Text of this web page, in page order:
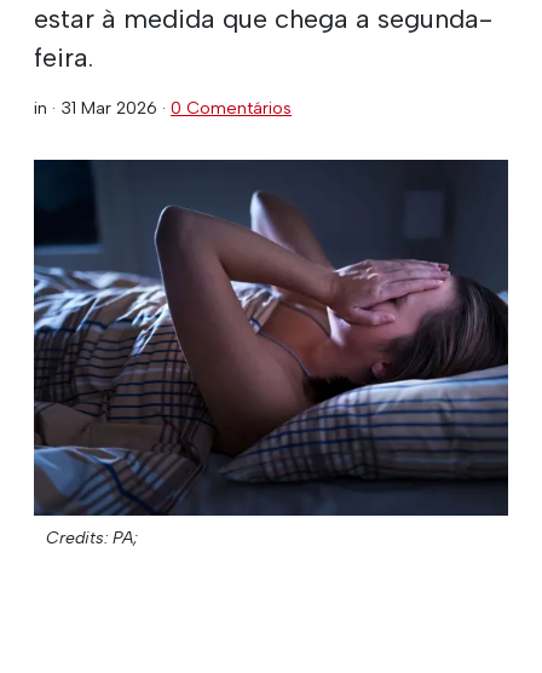
estar à medida que chega a segunda-
feira.
in · 31 Mar 2026 · 0 Comentários
Credits: PA;